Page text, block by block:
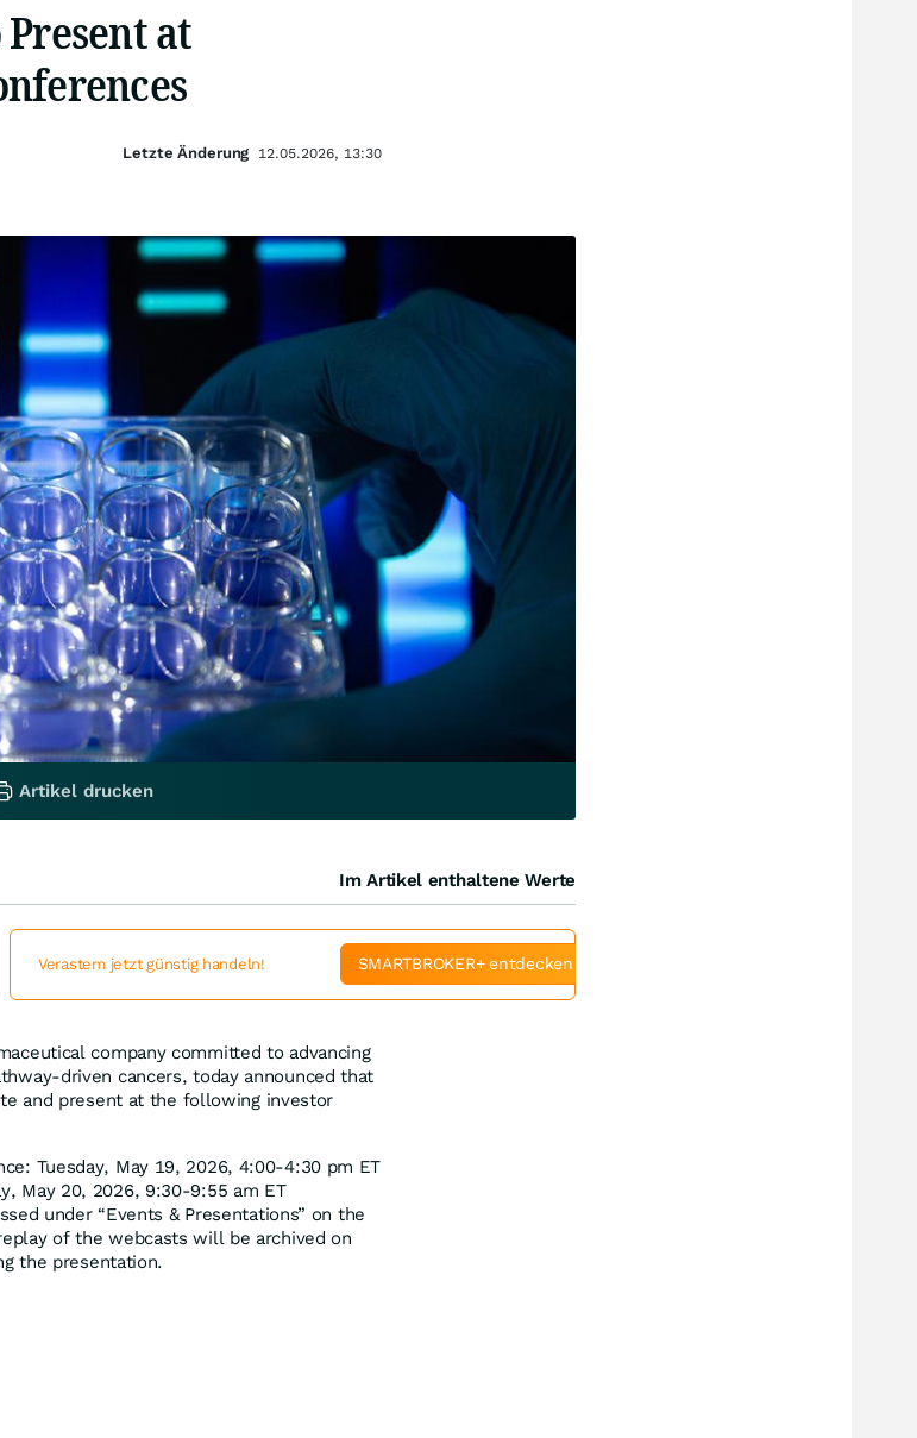
at
company committed to advancing
driven cancers, today announced that
and present at the following investor
Tuesday, May 19, 2026, 4:00-4:30 pm ET
May 20, 2026, 9:30-9:55 am ET
under “Events & Presentations” on the
of the webcasts will be archived on
the presentation.
Letzte Änderung 12.05.2026, 13:30
Artikel drucken
Im Artikel enthaltene Werte
Verastem jetzt günstig handeln! SMARTBROKER+ entdecken